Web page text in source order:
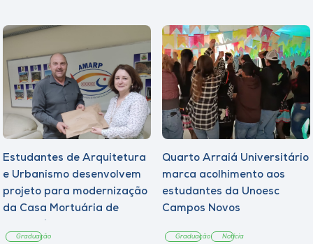
Estudantes de Arquitetura
e Urbanismo desenvolvem
projeto para modernização
da Casa Mortuária de
Graduação
Quarto Arraiá Universitário
marca acolhimento aos
estudantes da Unoesc
Campos Novos
Graduação Notícia